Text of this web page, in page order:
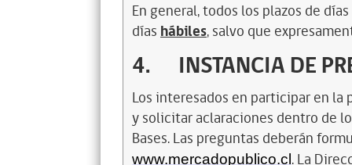
En general, todos los plazos de
díashábiles, salvo que
4. INSTANCIA DE
Los interesados en participar en
y solicitar aclaraciones dentro de
Bases. Las preguntas deberán
www.mercadopublico.cl. La